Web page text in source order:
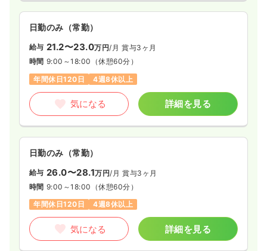
日勤のみ（常勤）
給与 21.2〜23.0万円/月 賞与3ヶ月
時間 9:00～18:00 （休憩60分）
年間休日120日
4週8休以上
気になる 詳細を見る
日勤のみ（常勤）
給与 26.0〜28.1万円/月 賞与3ヶ月
時間 9:00～18:00 （休憩60分）
年間休日120日
4週8休以上
気になる 詳細を見る